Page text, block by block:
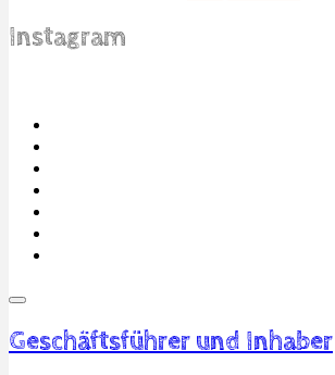
Instagram
Geschäftsführer und Inhaber